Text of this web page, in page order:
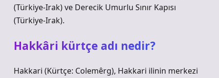
(Türkiye-Irak) ve Derecik Umurlu Sınır Kapısı
(Türkiye-Irak).
Hakkâri kürtçe adı nedir?
Hakkari (Kürtçe: Colemêrg), Hakkari ilinin merkezi